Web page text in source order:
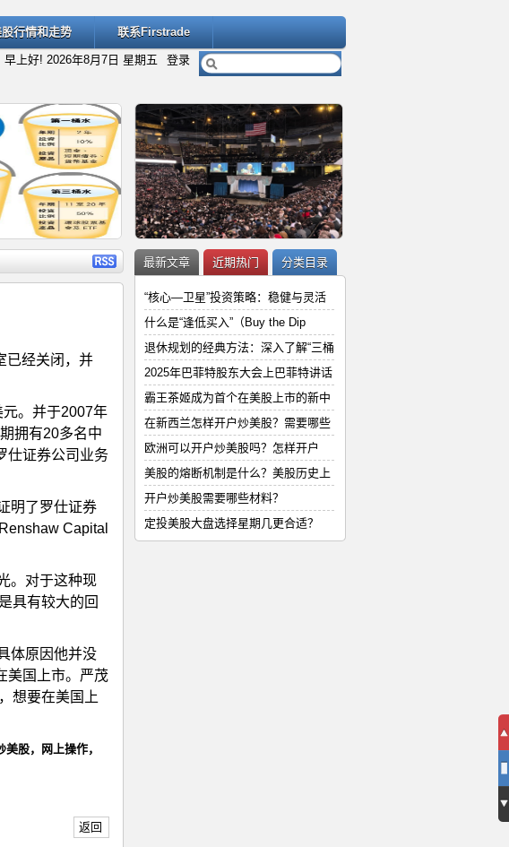
行情和走势 联系Firstrade
登录
早上好! 2026年8月7日 星期五
详细内容
典方法：深入了解“
详细内容
2025年巴菲特股东大会上巴菲特讲
已经关闭，并
。并于2007年
拥有20多名中
仕证券公司业务
明了罗仕证券
Capital
。对于这种现
具有较大的回
体原因他并没
美国上市。严茂
想要在美国上
股，网上操作，
返回
最新文章 近期热门 分类目录
“核心—卫星”投资策略：稳健与灵活
什么是“逢低买入”（Buy the Dip
退休规划的经典方法：深入了解“三桶
2025年巴菲特股东大会上巴菲特讲话
和
霸王茶姬成为首个在美股上市的新中
式
在新西兰怎样开户炒美股？需要哪些
材
欧洲可以开户炒美股吗？怎样开户
美股的熔断机制是什么？美股历史上
的
开户炒美股需要哪些材料？
定投美股大盘选择星期几更合适？